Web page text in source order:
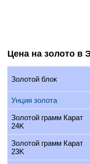
Цена на золото в
Золотой блок
Унция золота
Золотой грамм Карат
24K
Золотой грамм Карат
23K